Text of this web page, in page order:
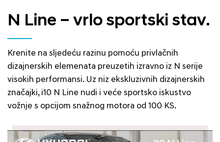
N Line – vrlo sportski stav.
Krenite na sljedeću razinu pomoću privlačnih
dizajnerskih elemenata preuzetih izravno iz N serije
visokih performansi. Uz niz ekskluzivnih dizajnerskih
značajki, i10 N Line nudi i veće sportsko iskustvo
vožnje s opcijom snažnog motora od 100 KS.